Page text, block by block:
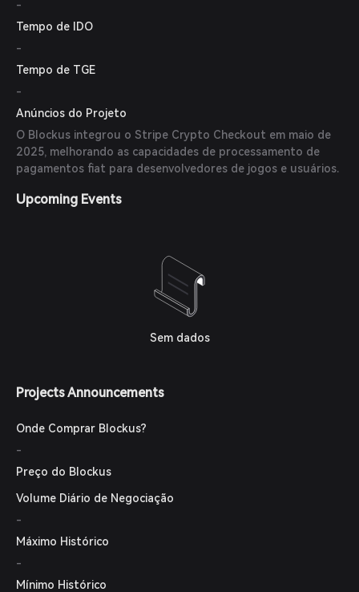
-
Tempo de IDO
-
Tempo de TGE
-
Anúncios do Projeto
O Blockus integrou o Stripe Crypto Checkout em maio de
2025, melhorando as capacidades de processamento de
pagamentos fiat para desenvolvedores de jogos e usuários.
Upcoming Events
Sem dados
Projects Announcements
Onde Comprar Blockus?
-
Preço do Blockus
Volume Diário de Negociação
-
Máximo Histórico
-
Mínimo Histórico